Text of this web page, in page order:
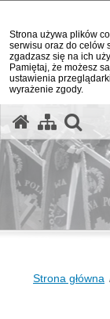
Strona używa plików
serwisu oraz do celów
zgadzasz się na ich
Pamiętaj, że możesz
ustawienia
wyrażenie zgody.
Strona główna